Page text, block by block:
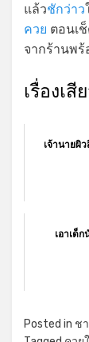
แล้วชักว่าว
ควย ตอนเ
จากร้านพร้
เรื่องเ
เจ้านายผิ
เอาเด็
Posted in ช